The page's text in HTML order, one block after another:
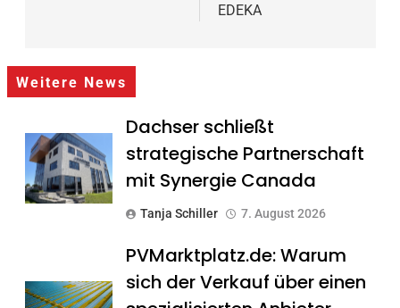
EDEKA
Weitere News
Dachser schließt
strategische Partnerschaft
mit Synergie Canada
Tanja Schiller 7. August 2026
PVMarktplatz.de: Warum
sich der Verkauf über einen